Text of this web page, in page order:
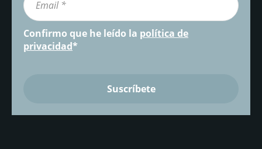
Confirmo que he leído la política de
privacidad*